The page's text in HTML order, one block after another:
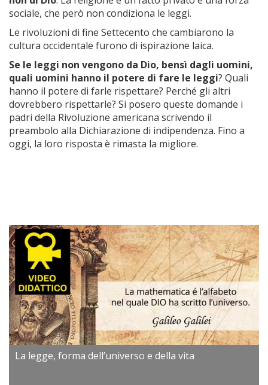
sociale, che però non condiziona le leggi.
Le rivoluzioni di fine Settecento che cambiarono la
cultura occidentale furono di ispirazione laica.
Se le leggi non vengono da Dio, bensì dagli uomini,
quali uomini hanno il potere di fare le leggi? Quali
hanno il potere di farle rispettare? Perché gli altri
dovrebbero rispettarle? Si posero queste domande i
padri della Rivoluzione americana scrivendo il
preambolo alla Dichiarazione di indipendenza. Fino a
oggi, la loro risposta è rimasta la migliore.
La legge, forma dell’universo e della vita